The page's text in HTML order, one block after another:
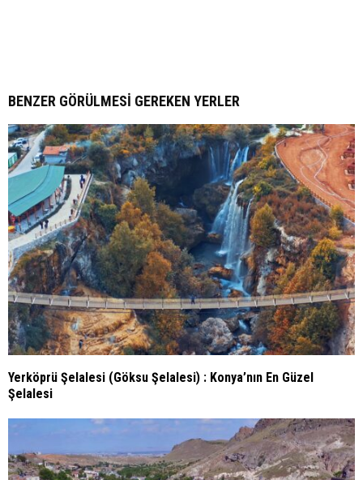
BENZER GÖRÜLMESI GEREKEN YERLER
Yerköprü Şelalesi (Göksu Şelalesi) : Konya’nın En Güzel
Şelalesi